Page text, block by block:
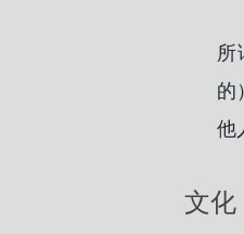
所
的
他
文化